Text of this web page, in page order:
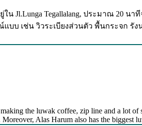
น Jl.Lunga Tegallalang, ประมาณ
บ เช่น วิวระเบียงส่วนตัว พื้นกระจก
the luwak coffee, zip line and a lot
Alas Harum also has the biggest